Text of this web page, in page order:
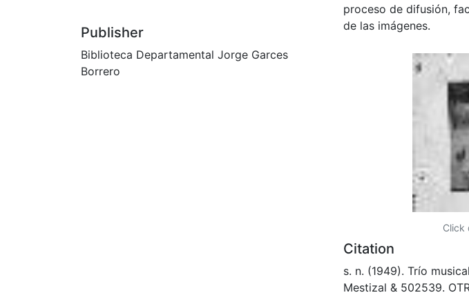
Publisher
Biblioteca Departamental Jorge Garces
Borrero
proceso de difusión,
de las imágenes.
Click
Citation
s. n. (1949). Trío
Mestizal & 502539.